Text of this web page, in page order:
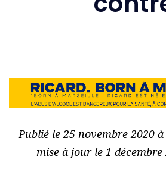
Publié le 25 novembre 2020
mise à jour le 1 décembre